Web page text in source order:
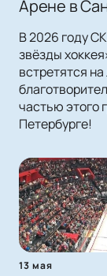
Арене в
В 2026 году
звёзды
встретятся
частью этого
Петербурге!
13 мая